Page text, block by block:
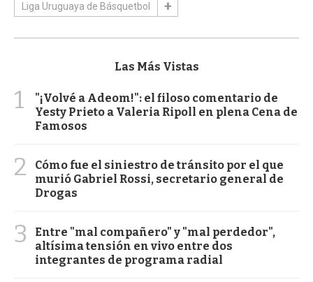
Liga Uruguaya de Básquetbol
Las Más Vistas
1
"¡Volvé a Adeom!": el filoso comentario de
Yesty Prieto a Valeria Ripoll en plena Cena de
Famosos
2
Cómo fue el siniestro de tránsito por el que
murió Gabriel Rossi, secretario general de
Drogas
3
Entre "mal compañero" y "mal perdedor",
altísima tensión en vivo entre dos
integrantes de programa radial